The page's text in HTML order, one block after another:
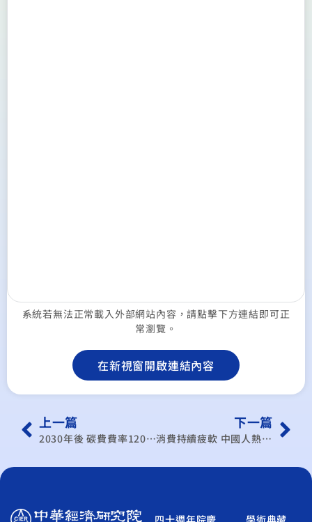
系統若無法正常載入外部網站內容，請點擊下方連結即可正
常瀏覽。
在新視窗開啟連結內容
上一篇
2030年後 碳費費率1200至1800元 – 一般費率每噸300至500元 環境部規畫2025年起徵 年底前核定 分階段調升
下一篇
消費持續疲軟 中國人熱議“通縮”
四十週年院慶 學術典藏